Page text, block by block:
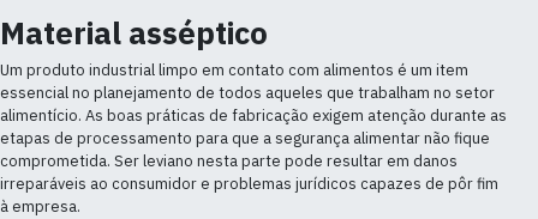
Material asséptico
Um produto industrial limpo em contato com alimentos é um item
essencial no planejamento de todos aqueles que trabalham no setor
alimentício. As boas práticas de fabricação exigem atenção durante as
etapas de processamento para que a segurança alimentar não fique
comprometida. Ser leviano nesta parte pode resultar em danos
irreparáveis ao consumidor e problemas jurídicos capazes de pôr fim
à empresa.